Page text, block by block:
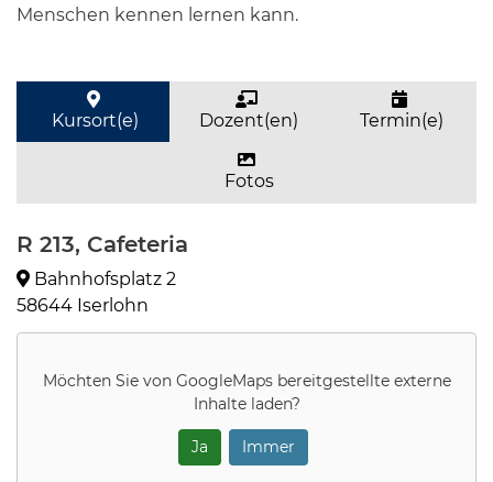
Menschen kennen lernen kann.
Kursort(e) Dozent(en) Termin(e)
Fotos
R 213, Cafeteria
Bahnhofsplatz 2
58644 Iserlohn
Möchten Sie von GoogleMapsbereitgestellte externe
Inhalte laden?
Ja Immer